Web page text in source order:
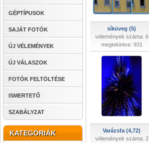
GÉPTÍPUSOK
SAJÁT FOTÓK
ÚJ VÉLEMÉNYEK
ÚJ VÁLASZOK
FOTÓK FELTÖLTÉSE
ISMERTETŐ
SZABÁLYZAT
KATEGÓRIÁK
síküveg (5)
vélemények száma: 6
megtekintve: 931
Varázsfa (4,72)
vélemények száma: 2